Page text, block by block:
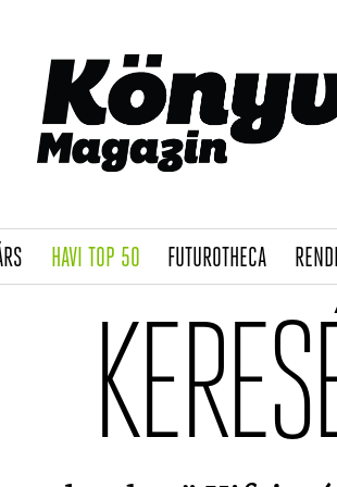
(CURRENT)
HAVI TOP 50(CURRENT)
FUTUROTHECA